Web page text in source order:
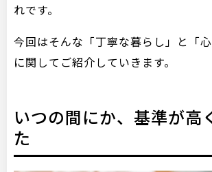
れです。
今回はそんな「丁寧な暮らし」と「心
に関してご紹介していきます。
いつの間にか、基準が高
た